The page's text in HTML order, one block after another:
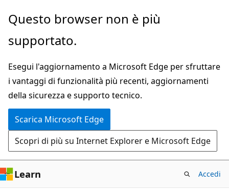
Ignora
passa
contenuto
principale
Questo browser non è più
supportato.
Esegui l'aggiornamento a Microsoft Edge per sfruttare
i vantaggi di funzionalità più recenti, aggiornamenti
della sicurezza e supporto tecnico.
Scarica Microsoft Edge
Scopri di più su Internet Explorer e Microsoft Edge
Learn Accedi